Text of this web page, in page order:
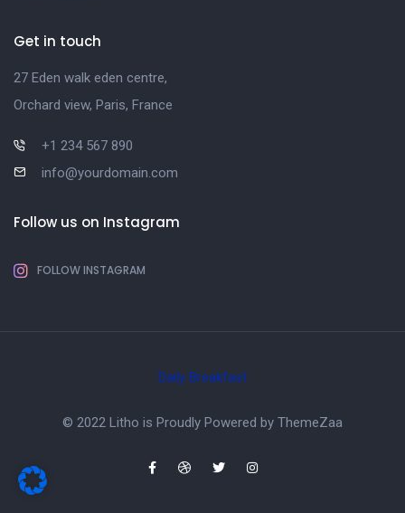
Get in touch
27 Eden walk eden centre,
Orchard view, Paris, France
+1 234 567 890
info@yourdomain.com
Follow us on Instagram
FOLLOW INSTAGRAM
Daily Breakfast
© 2022 Litho is Proudly Powered by ThemeZaa